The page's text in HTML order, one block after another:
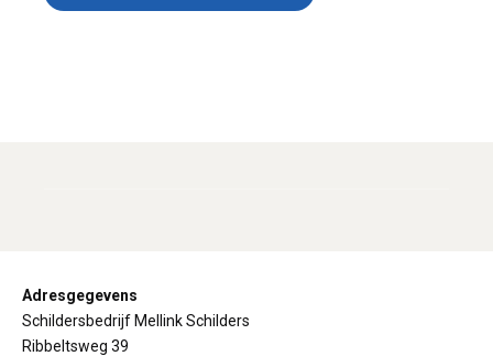
Adresgegevens
Schildersbedrijf Mellink Schilders
Ribbeltsweg 39